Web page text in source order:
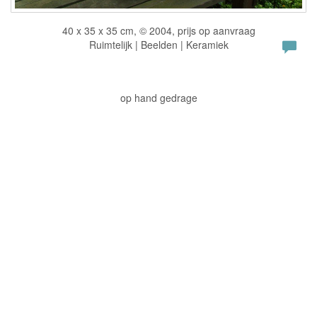
40 x 35 x 35 cm, © 2004, prijs op aanvraag
Ruimtelijk | Beelden | Keramiek
op hand gedrage